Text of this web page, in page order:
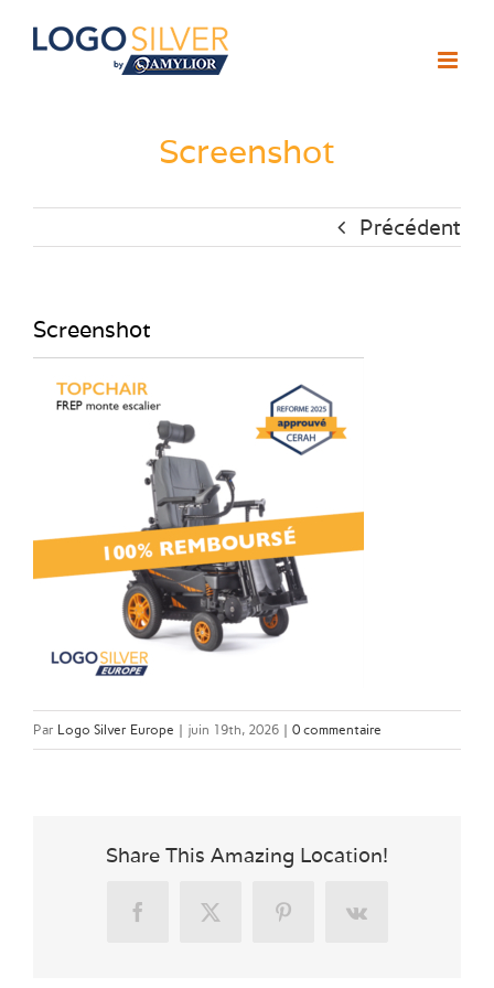
Passer
Screenshot
Précédent
Screenshot
Par Logo Silver Europe | juin 19th, 2026 | 0 commentaire
Share This Amazing Location!
FacebookX PinterestVk